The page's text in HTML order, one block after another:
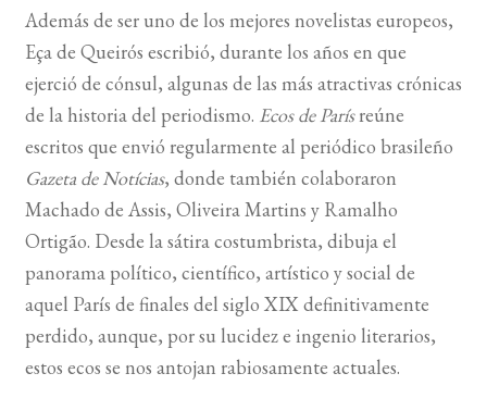
BUSCAR
LISTA DE LIBROS
Además de ser uno de los mejores novelistas europeos,
Eça de Queirós escribió, durante los años en que
ejerció de cónsul, algunas de las más atractivas crónicas
de la historia del periodismo. Ecos de Parísreúne
escritos que envió regularmente al periódico brasileño
Gazeta de Notícias, donde también colaboraron
Machado de Assis, Oliveira Martins y Ramalho
Ortigão. Desde la sátira costumbrista, dibuja el
panorama político, científico, artístico y social de
aquel París de finales del siglo XIX definitivamente
perdido, aunque, por su lucidez e ingenio literarios,
estos ecos se nos antojan rabiosamente actuales.